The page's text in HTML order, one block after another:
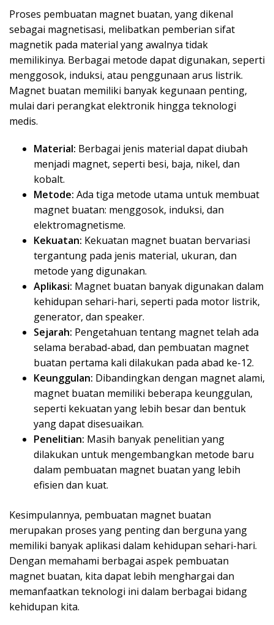
Proses pembuatan magnet buatan, yang dikenal
sebagai magnetisasi, melibatkan pemberian sifat
magnetik pada material yang awalnya tidak
memilikinya. Berbagai metode dapat digunakan, seperti
menggosok, induksi, atau penggunaan arus listrik.
Magnet buatan memiliki banyak kegunaan penting,
mulai dari perangkat elektronik hingga teknologi
medis.
Material: Berbagai jenis material dapat diubah
menjadi magnet, seperti besi, baja, nikel, dan
kobalt.
Metode: Ada tiga metode utama untuk membuat
magnet buatan: menggosok, induksi, dan
elektromagnetisme.
Kekuatan: Kekuatan magnet buatan bervariasi
tergantung pada jenis material, ukuran, dan
metode yang digunakan.
Aplikasi: Magnet buatan banyak digunakan dalam
kehidupan sehari-hari, seperti pada motor listrik,
generator, dan speaker.
Sejarah: Pengetahuan tentang magnet telah ada
selama berabad-abad, dan pembuatan magnet
buatan pertama kali dilakukan pada abad ke-12.
Keunggulan: Dibandingkan dengan magnet alami,
magnet buatan memiliki beberapa keunggulan,
seperti kekuatan yang lebih besar dan bentuk
yang dapat disesuaikan.
Penelitian: Masih banyak penelitian yang
dilakukan untuk mengembangkan metode baru
dalam pembuatan magnet buatan yang lebih
efisien dan kuat.
Kesimpulannya, pembuatan magnet buatan
merupakan proses yang penting dan berguna yang
memiliki banyak aplikasi dalam kehidupan sehari-hari.
Dengan memahami berbagai aspek pembuatan
magnet buatan, kita dapat lebih menghargai dan
memanfaatkan teknologi ini dalam berbagai bidang
kehidupan kita.